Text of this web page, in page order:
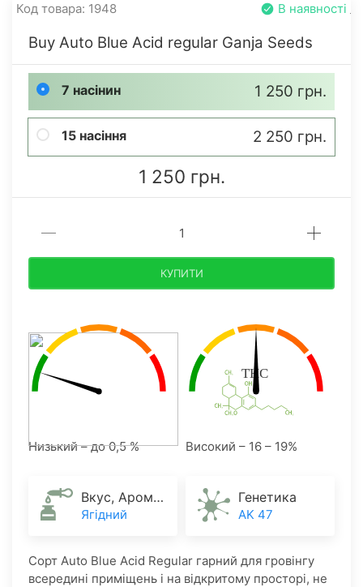
Код товара: 1948 В наявності
Buy Auto Blue Acid regular Ganja Seeds
7 насінин 1 250 грн.
15 насіння 2 250 грн.
1 250 грн.
КУПИТИ
Низький – до 0,5 % Високий – 16 – 19%
Вкус, Аромат
Ягідний
Генетика
AK 47
Сорт Auto Blue Acid Regular гарний для гровінгу
всередині приміщень і на відкритому просторі, не